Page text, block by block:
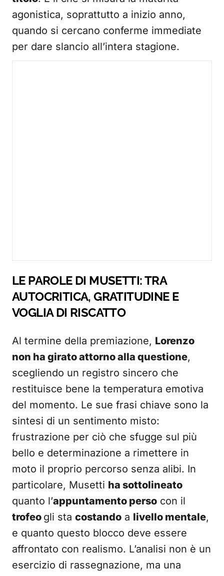
agonistica, soprattutto a inizio anno,
quando si cercano conferme immediate
per dare slancio all’intera stagione.
LE PAROLE DI MUSETTI: TRA
AUTOCRITICA, GRATITUDINE E
VOGLIA DI RISCATTO
Al termine della premiazione, Lorenzo
non ha girato attorno alla questione,
scegliendo un registro sincero che
restituisce bene la temperatura emotiva
del momento. Le sue frasi chiave sono la
sintesi di un sentimento misto:
frustrazione per ciò che sfugge sul più
bello e determinazione a rimettere in
moto il proprio percorso senza alibi. In
particolare, Musetti ha sottolineato
quanto l’appuntamento perso con il
trofeo gli sta costando a livello mentale,
e quanto questo blocco deve essere
affrontato con realismo. L’analisi non è un
esercizio di rassegnazione, ma una